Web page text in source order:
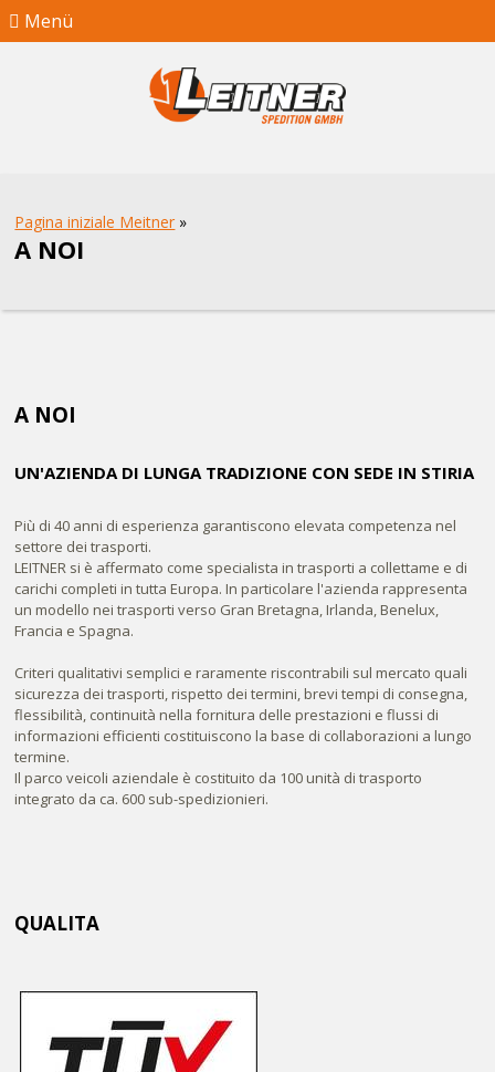
Menü
Pagina iniziale Meitner »
A NOI
A NOI
UN'AZIENDA DI LUNGA TRADIZIONE CON SEDE IN STIRIA
Più di 40 anni di esperienza garantiscono elevata competenza nel
settore dei trasporti.
LEITNER si è affermato come specialista in trasporti a collettame e di
carichi completi in tutta Europa. In particolare l'azienda rappresenta
un modello nei trasporti verso Gran Bretagna, Irlanda, Benelux,
Francia e Spagna.
Criteri qualitativi semplici e raramente riscontrabili sul mercato quali
sicurezza dei trasporti, rispetto dei termini, brevi tempi di consegna,
flessibilità, continuità nella fornitura delle prestazioni e flussi di
informazioni efficienti costituiscono la base di collaborazioni a lungo
termine.
Il parco veicoli aziendale è costituito da 100 unità di trasporto
integrato da ca. 600 sub-spedizionieri.
QUALITA